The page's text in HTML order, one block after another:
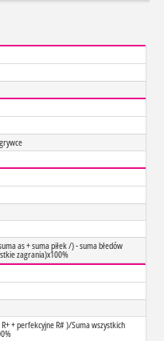
as + suma piłek /) - suma błedów
zagrania)x100%
+ perfekcyjne R# )/Suma wszystkich